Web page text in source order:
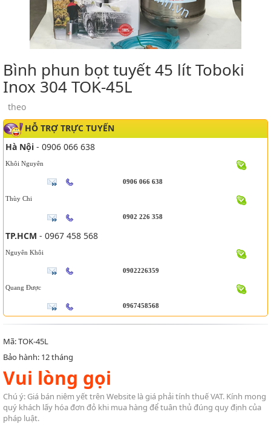
Bình phun bọt tuyết 45 lít Toboki
Inox 304 TOK-45L
theo
HỖ TRỢ TRỰC TUYẾN
Hà Nội - 0906 066 638
Khôi Nguyên
0906 066 638
Thùy Chi
0902 226 358
TP.HCM - 0967 458 568
Nguyên Khôi
0902226359
Quang Được
0967458568
Mã: TOK-45L
Bảo hành: 12 tháng
Vui lòng gọi
Chú ý: Giá bán niêm yết trên Website là giá phải tính thuế VAT. Kính mong
quý khách lấy hóa đơn đỏ khi mua hàng để tuân thủ đúng quy định của
pháp luật.